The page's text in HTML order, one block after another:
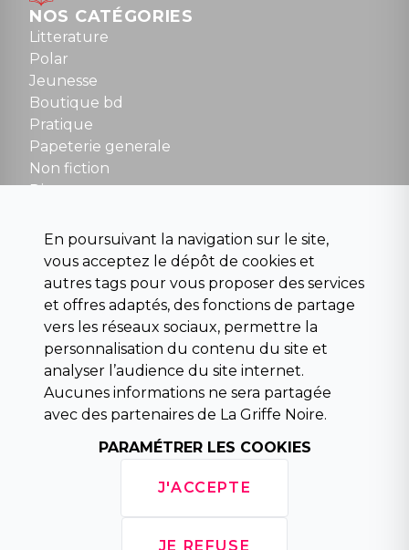
Dimanche : 10h30 à 12h30
Tel : 01 48 89 13 88
NOUS CONTACTER
contact@la-griffe-noire.com
NOS CATÉGORIES
Litterature
Polar
Jeunesse
Boutique bd
Pratique
Papeterie generale
Non fiction
Divers
Beaux livres et art
Para scolaire
Histoire
Pochoteque
Pleiade
INFORMATIONS
Droit de rétractation
Conditions générales de vente
Horaires d'ouverture
Politique de confidentialité
En poursuivant la navigation sur le site,
vous acceptez le dépôt de cookies et
autres tags pour vous proposer des services
et offres adaptés, des fonctions de partage
vers les réseaux sociaux, permettre la
personnalisation du contenu du site et
analyser l’audience du site internet.
Aucunes informations ne sera partagée
avec des partenaires de La Griffe Noire.
PARAMÉTRER LES COOKIES
J'ACCEPTE
JE REFUSE